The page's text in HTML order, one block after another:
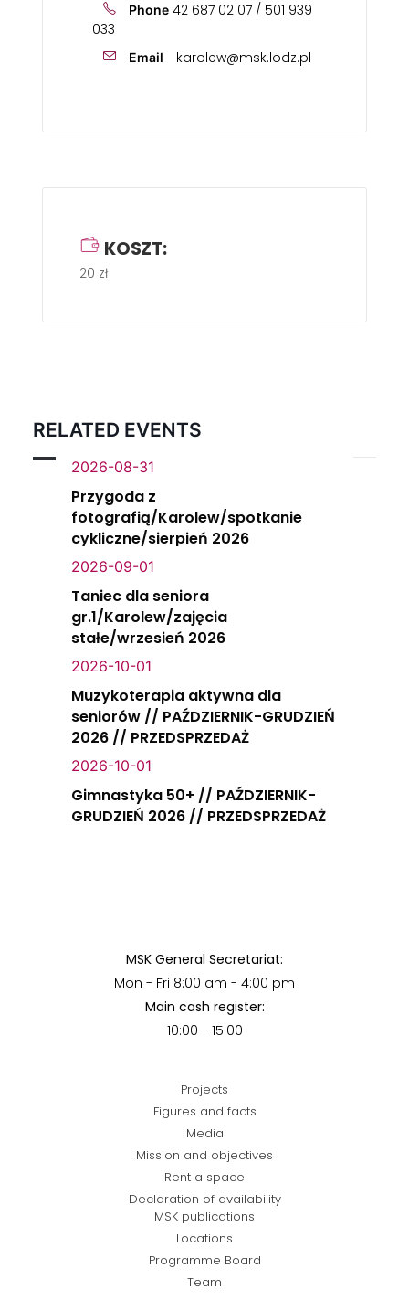
Phone 42 687 02 07 / 501 939
033
Email karolew@msk.lodz.pl
KOSZT:
20 zł
RELATED EVENTS
2026-08-31
Przygoda z
fotografią/Karolew/spotkanie
cykliczne/sierpień 2026
2026-09-01
Taniec dla seniora
gr.1/Karolew/zajęcia
stałe/wrzesień 2026
2026-10-01
Muzykoterapia aktywna dla
seniorów // PAŹDZIERNIK-GRUDZIEŃ
2026 // PRZEDSPRZEDAŻ
2026-10-01
Gimnastyka 50+ // PAŹDZIERNIK-
GRUDZIEŃ 2026 // PRZEDSPRZEDAŻ
MSK General Secretariat:
Mon - Fri 8:00 am - 4:00 pm
Main cash register:
10:00 - 15:00
Projects
Figures and facts
Media
Mission and objectives
Rent a space
Declaration of availability
MSK publications
Locations
Programme Board
Team